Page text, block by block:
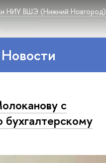
НИУ ВШЭ (Нижний Новгород)
с
бухгалтерскому